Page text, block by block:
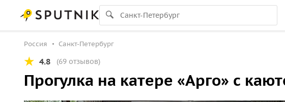
Россия Санкт-Петербург
4.8 (69 отзывов)
Прогулка на катере «Арго» с